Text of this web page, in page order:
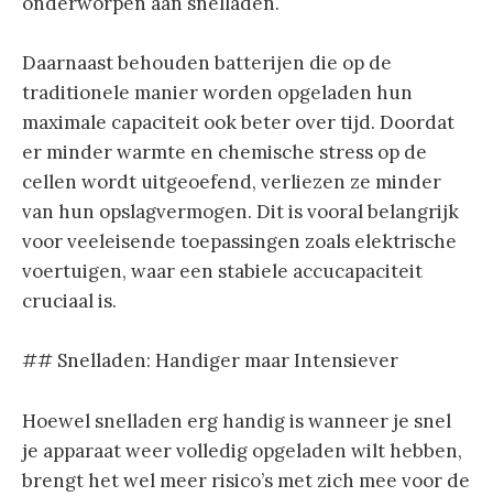
Daarnaast behouden batterijen die op de
traditionele manier worden opgeladen hun
maximale capaciteit ook beter over tijd. Doordat
er minder warmte en chemische stress op de
cellen wordt uitgeoefend, verliezen ze minder
van hun opslagvermogen. Dit is vooral belangrijk
voor veeleisende toepassingen zoals elektrische
voertuigen, waar een stabiele accucapaciteit
cruciaal is.
## Snelladen: Handiger maar Intensiever
Hoewel snelladen erg handig is wanneer je snel
je apparaat weer volledig opgeladen wilt hebben,
brengt het wel meer risico’s met zich mee voor de